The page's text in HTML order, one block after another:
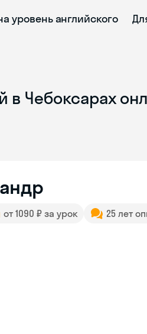
уровень английского
в Чебоксарах
от 1090 ₽ за урок 25 лет